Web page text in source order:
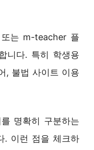
는 m-teacher 플
니다. 특히 학생용
, 불법 사이트 이용
명확히 구분하는
. 이런 점을 체크하